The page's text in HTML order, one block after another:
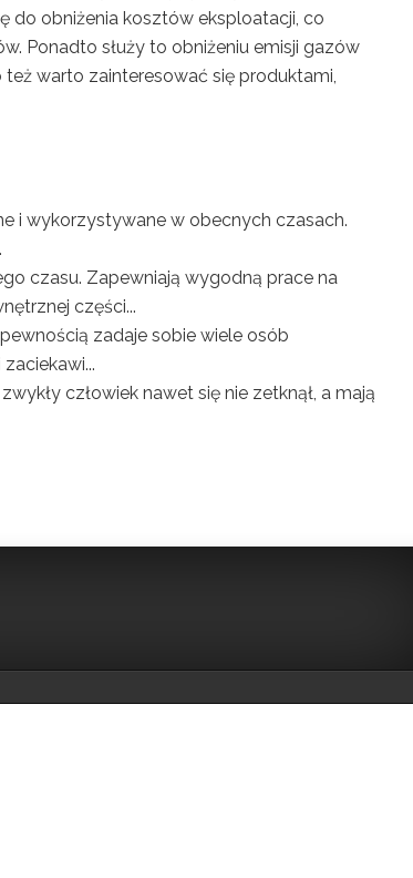
do obniżenia kosztów eksploatacji, co
Ponadto służy to obniżeniu emisji gazów
warto zainteresować się produktami,
i wykorzystywane w obecnych czasach.
czasu. Zapewniają wygodną prace na
części...
zadaje sobie wiele osób
człowiek nawet się nie zetknął, a mają